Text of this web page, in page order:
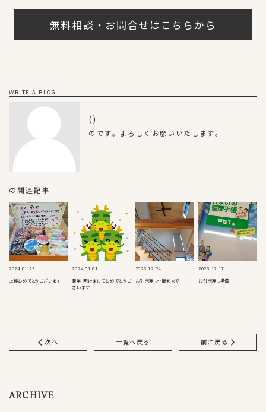
無料相談・お問合せはこちらから
WRITE A BLOG
()
のです。よろしくお願いいたします。
の関連記事
2024.01.23
上棟おめでとうございます
2024.01.01
新年 明けましておめでとうご
ざいます！
2023.12.24
お引き渡し〜撮影まで
2023.12.17
お引き渡し準備
次へ 一覧へ戻る 前に戻る
ARCHIVE